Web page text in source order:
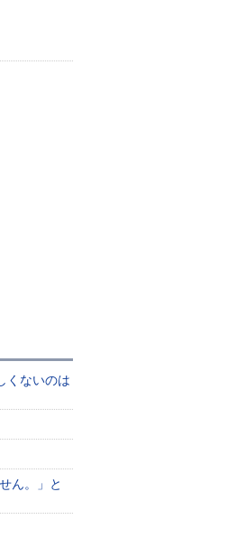
くないのは
ん。」と